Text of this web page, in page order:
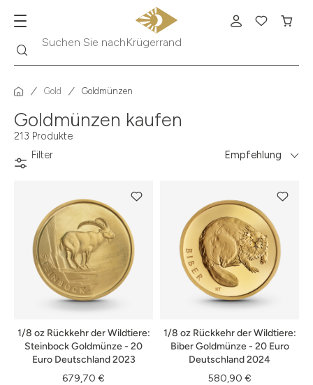
Suchen Sie nachKrügerrand
Gold Goldmünzen
Goldmünzen kaufen
213 Produkte
Filter
Empfehlung
1/8 oz Rückkehr der Wildtiere:
Steinbock Goldmünze - 20
Euro Deutschland 2023
679,70 €
1/8 oz Rückkehr der Wildtiere:
Biber Goldmünze - 20 Euro
Deutschland 2024
580,90 €